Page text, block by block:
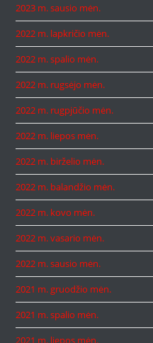
2023 m. sausio mėn.
2022 m. lapkričio mėn.
2022 m. spalio mėn.
2022 m. rugsėjo mėn.
2022 m. rugpjūčio mėn.
2022 m. liepos mėn.
2022 m. birželio mėn.
2022 m. balandžio mėn.
2022 m. kovo mėn.
2022 m. vasario mėn.
2022 m. sausio mėn.
2021 m. gruodžio mėn.
2021 m. spalio mėn.
2021 m. liepos mėn.